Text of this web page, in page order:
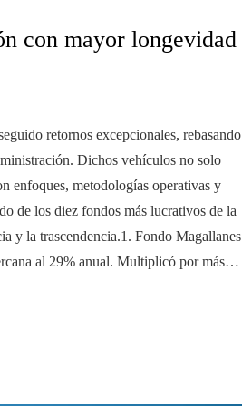
con mayor longevidad
retornos excepcionales, rebasando
Dichos vehículos no solo
enfoques, metodologías operativas y
de los diez fondos más lucrativos de la
y la trascendencia.1. Fondo Magallanes
al 29% anual. Multiplicó por más…